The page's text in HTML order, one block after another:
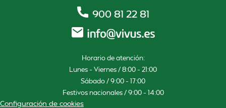
900 81 22 81
Horario de atención:
Lunes – Viernes / 8:00 – 21:00
Sábado / 9:00 – 17:00
Festivos nacionales / 9:00 – 14:00
Configuración de cookies